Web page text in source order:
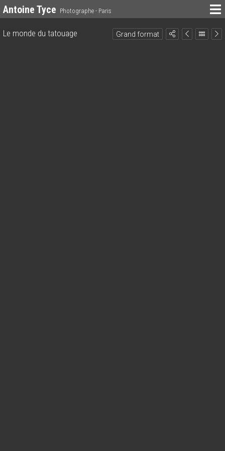
Antoine Tyce Photographe - Paris
Grand format
Le monde du tatouage